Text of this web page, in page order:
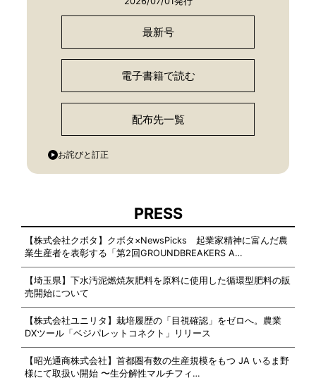
最新号
電子書籍で読む
配布先一覧
お詫びと訂正
PRESS
【株式会社クボタ】クボタ×NewsPicks 起業家精神に富んだ農
業生産者を表彰する「第2回GROUNDBREAKERS A…
【埼玉県】下水汚泥燃焼灰肥料を原料に使用した循環型肥料の販
売開始について
【株式会社ユニリタ】栽培履歴の「目視確認」をゼロへ。農業
DXツール「ベジパレットコネクト」リリース
【昭光通商株式会社】首都圏有数の生産規模をもつ JA いるま野
様にて取扱い開始 〜生分解性マルチフィ…